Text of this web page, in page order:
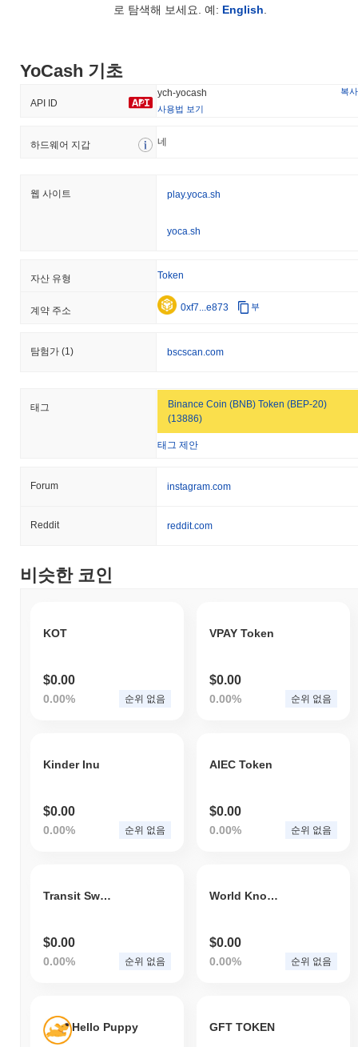
로 탐색해 보세요. 예: English
YoCash 기초
API ID
ych-yocash
복사
사용법 보기
하드웨어 지갑 네
웹 사이트 play.yoca.sh
yoca.sh
자산 유형 Token
계약 주소 0xf7...e873 부
탐험가 (1) bscscan.com
태그
Binance Coin (BNB) Token (BEP-20)
(13886)
태그 제안
Forum instagram.com
Reddit reddit.com
비슷한 코인
KOT
$0.00
0.00% 순위 없음
VPAY Token
$0.00
0.00% 순위 없음
Kinder Inu
$0.00
0.00% 순위 없음
AIEC Token
$0.00
0.00% 순위 없음
Transit Swap Certificates
$0.00
0.00% 순위 없음
World Knowledge Token
$0.00
0.00% 순위 없음
Hello Puppy GFT TOKEN